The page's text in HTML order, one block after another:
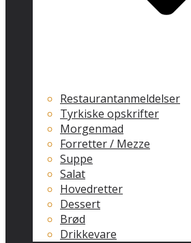
Restaurantanmeldelser
Tyrkiske opskrifter
Morgenmad
Forretter / Mezze
Suppe
Salat
Hovedretter
Dessert
Brød
Drikkevare